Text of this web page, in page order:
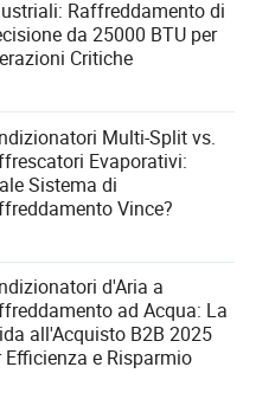
Raffreddamento di
da 25000 BTU per
Critiche
Multi-Split vs.
Evaporativi:
Sistema di
Vince?
d'Aria a
ad Acqua: La
all'Acquisto B2B 2025
Efficienza e Risparmio